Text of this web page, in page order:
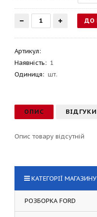
Артикул:
Наявність: 1
Одиниця: шт.
ОПИС ВІДГУКИ
Опис товару відсутній
КАТЕГОРІЇ МАГАЗИНУ
РОЗБОРКА FORD